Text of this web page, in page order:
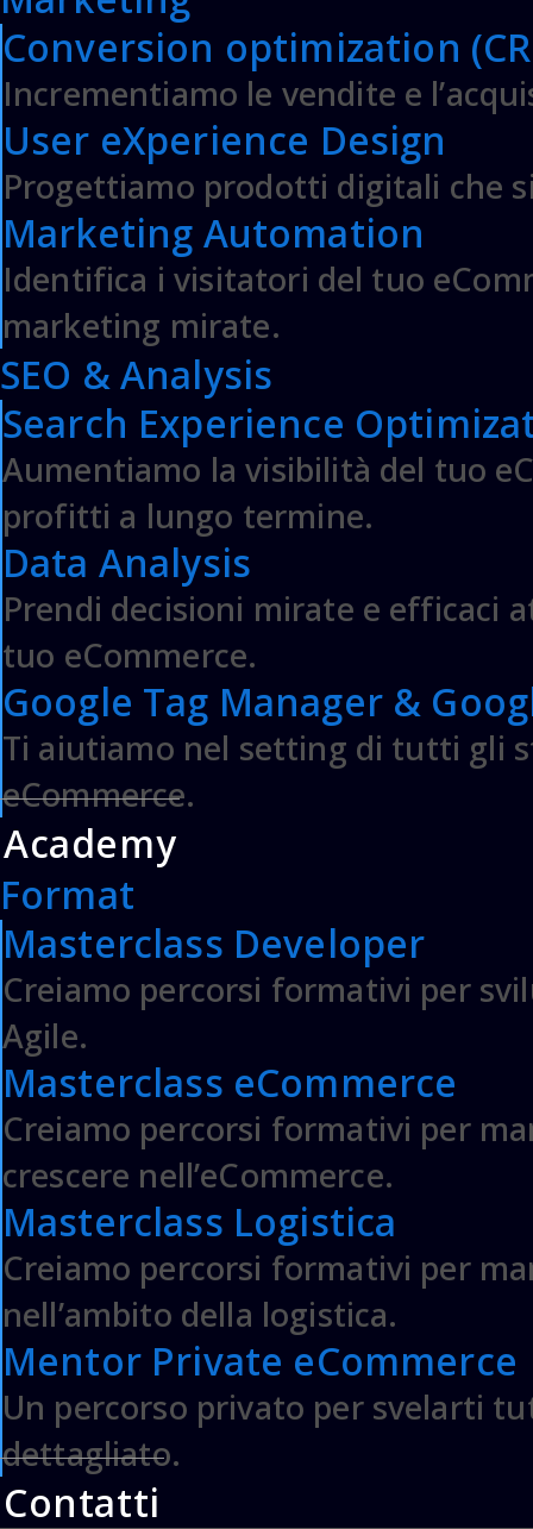
Conversion optimization
Incrementiamo le vendite e
User eXperience Design
Progettiamo prodotti digitali che
Marketing Automation
Identifica i visitatori del tuo
marketing mirate.
SEO & Analysis
Search Experience
Aumentiamo la visibilità del tuo
profitti a lungo termine.
Data Analysis
Prendi decisioni mirate e efficaci
tuo eCommerce.
Google Tag Manager &
Ti aiutiamo nel setting di tutti gli
eCommerce.
Academy
Format
Masterclass Developer
Creiamo percorsi formativi per
Agile.
Masterclass eCommerce
Creiamo percorsi formativi per
crescere nell’eCommerce.
Masterclass Logistica
Creiamo percorsi formativi per
nell’ambito della logistica.
Mentor Private eCommerce
Un percorso privato per svelarti
dettagliato.
Contatti
DF SRL
P.IVA : 07979890725
Via M.Teresa di Calcutta 22
70022 – Altamura – BA
ITALY
© 2007-2023 DF Solution |
P.IVA: 07979890725 - Codice
Server Cloud Magento
Magento Adobe